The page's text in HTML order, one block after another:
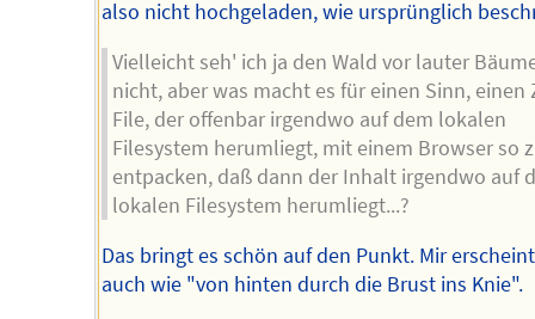
also nicht hochgeladen, wie ursprünglich
Vielleicht seh' ich ja den Wald vor lauter
nicht, aber was macht es für einen Sinn, einen
File, der offenbar irgendwo auf dem lokalen
Filesystem herumliegt, mit einem Browser so
entpacken, daß dann der Inhalt irgendwo auf
lokalen Filesystem herumliegt...?
Das bringt es schön auf den Punkt. Mir
auch wie "von hinten durch die Brust ins Knie".